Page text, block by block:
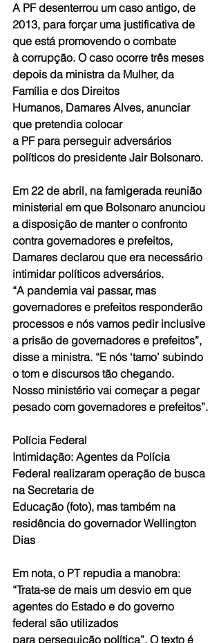
A PF desenterrou um caso antigo, de
2013, para forçar uma justificativa de
que está promovendo o combate
à corrupção. O caso ocorre três meses
depois da ministra da Mulher, da
Família e dos Direitos
Humanos, Damares Alves, anunciar
que pretendia colocar
a PF para perseguir adversários
políticos do presidente Jair Bolsonaro.
Em 22 de abril, na famigerada reunião
ministerial em que Bolsonaro anunciou
a disposição de manter o confronto
contra governadores e prefeitos,
Damares declarou que era necessário
intimidar políticos adversários.
“A pandemia vai passar, mas
governadores e prefeitos responderão
processos e nós vamos pedir inclusive
a prisão de governadores e prefeitos”,
disse a ministra. “E nós ‘tamo’ subindo
o tom e discursos tão chegando.
Nosso ministério vai começar a pegar
pesado com governadores e prefeitos”.
Polícia Federal
Intimidação: Agentes da Polícia
Federal realizaram operação de busca
na Secretaria de
Educação (foto), mas também na
residência do governador Wellington
Dias
Em nota, o PT repudia a manobra:
“Trata-se de mais um desvio em que
agentes do Estado e do governo
federal são utilizados
para perseguição política”. O texto é